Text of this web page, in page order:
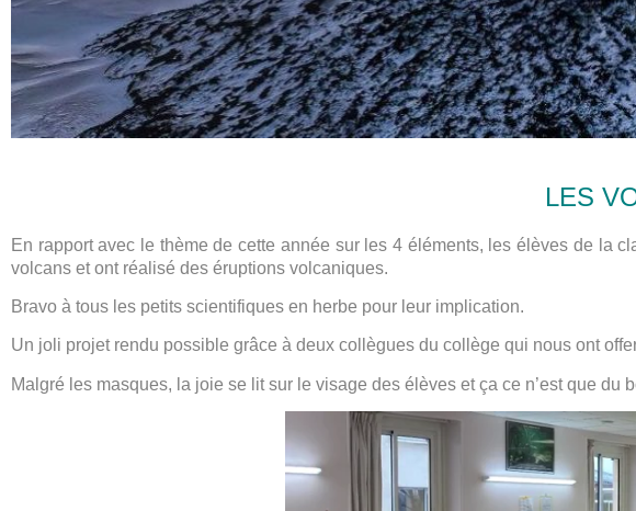
LES
En rapport avec le thème de cette année sur les 4 éléments, les élèves de la
volcans et ont réalisé des éruptions volcaniques.
Bravo à tous les petits scientifiques en herbe pour leur implication.
Un joli projet rendu possible grâce à deux collègues du collège qui nous ont
Malgré les masques, la joie se lit sur le visage des élèves et ça ce n’est que du